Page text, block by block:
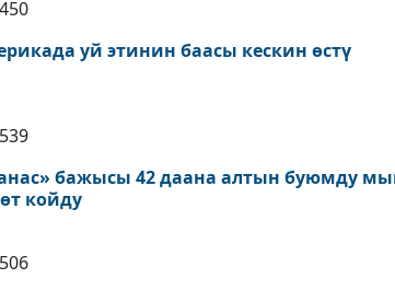
уй этинин баасы кескин өстү
бажысы 42 даана алтын буюмду
койду